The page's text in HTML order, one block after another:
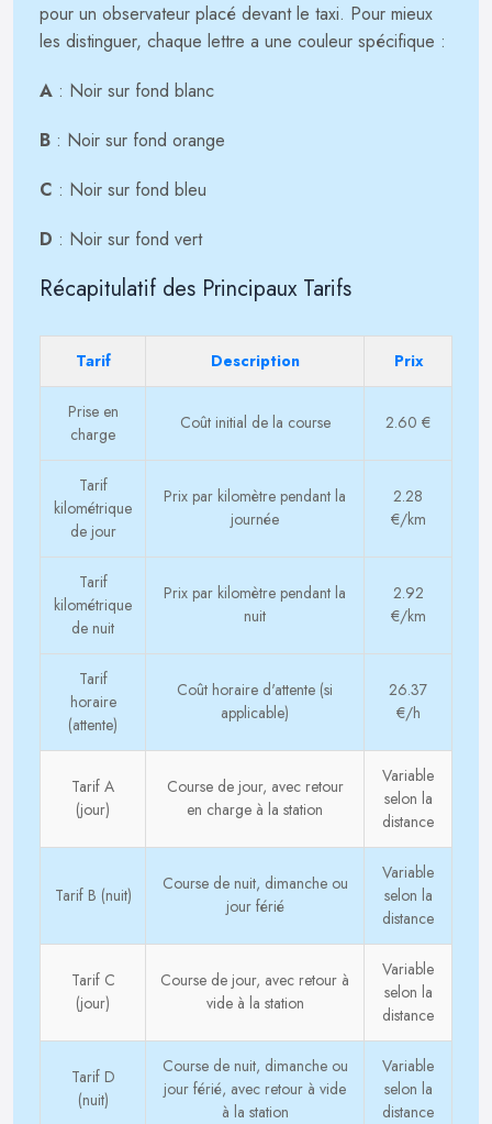
pour un observateur placé devant le taxi. Pour mieux
les distinguer, chaque lettre a une couleur spécifique :
A : Noir sur fond blanc
B : Noir sur fond orange
C : Noir sur fond bleu
D : Noir sur fond vert
Récapitulatif des Principaux Tarifs
Tarif Description Prix
Prise en
charge
Coût initial de la course 2.60 €
Tarif
kilométrique
de jour
Prix par kilomètre pendant la
journée
2.28
€/km
Tarif
kilométrique
de nuit
Prix par kilomètre pendant la
nuit
2.92
€/km
Tarif
horaire
(attente)
Coût horaire d'attente (si
applicable)
26.37
€/h
Tarif A
(jour)
Course de jour, avec retour
en charge à la station
Variable
selon la
distance
Tarif B (nuit)
Course de nuit, dimanche ou
jour férié
Variable
selon la
distance
Tarif C
(jour)
Course de jour, avec retour à
vide à la station
Variable
selon la
distance
Tarif D
(nuit)
Course de nuit, dimanche ou
jour férié, avec retour à vide
à la station
Variable
selon la
distance